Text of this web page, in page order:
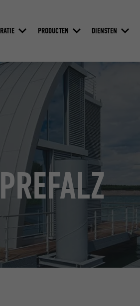
PRODUCTEN DIENSTEN